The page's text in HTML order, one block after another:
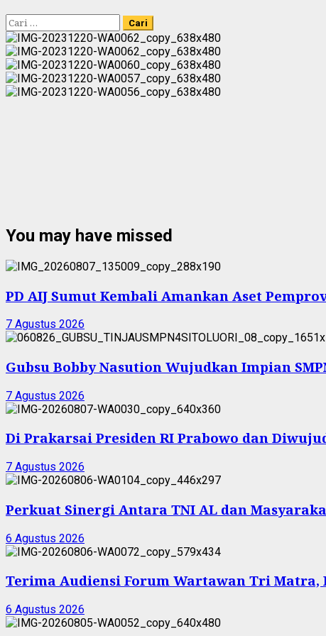
Cari
untuk:
You may have missed
PD AIJ Sumut Kembali Amankan Aset
7 Agustus 2026
Gubsu Bobby Nasution Wujudkan Impian
7 Agustus 2026
Di Prakarsai Presiden RI Prabowo dan
7 Agustus 2026
Perkuat Sinergi Antara TNI AL dan
6 Agustus 2026
Terima Audiensi Forum Wartawan Tri Matra,
6 Agustus 2026